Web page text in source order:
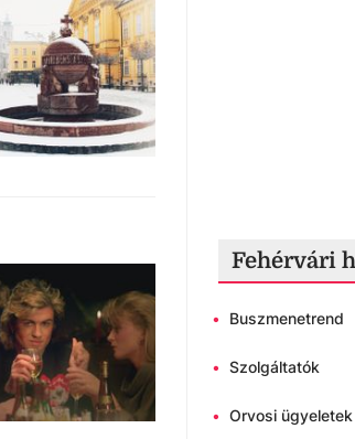
Fehérvári
• Buszmenetrend
• Szolgáltatók
• Orvosi ügyeletek